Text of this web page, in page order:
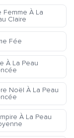
Femme À La
Claire
Fée
À La Peau
Noël À La Peau
À La Peau